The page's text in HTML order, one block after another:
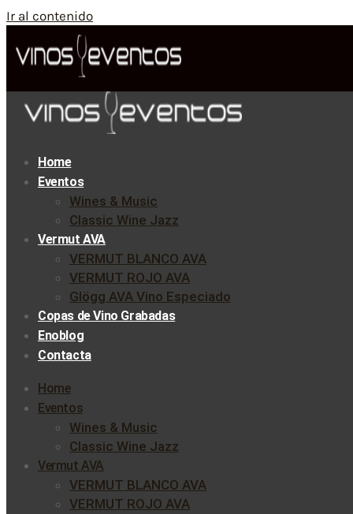
Ir al contenido
Home
Eventos
Wines & Music
Classic Wine Jazz
Vermut AVA
VERMUT BLANCO AVA
VERMUT ROJO AVA
Glögg AVA Vino Especiado
Copas de Vino Grabadas
Enoblog
Contacta
Home
Eventos
Wines & Music
Classic Wine Jazz
Vermut AVA
VERMUT BLANCO AVA
VERMUT ROJO AVA